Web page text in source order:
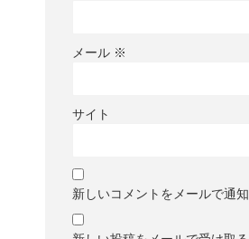
メール ※
サイト
新しいコメントをメールで通知